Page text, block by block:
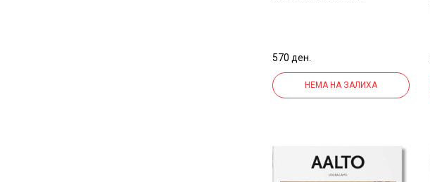
570 ден.
НЕМА НА ЗАЛИХА